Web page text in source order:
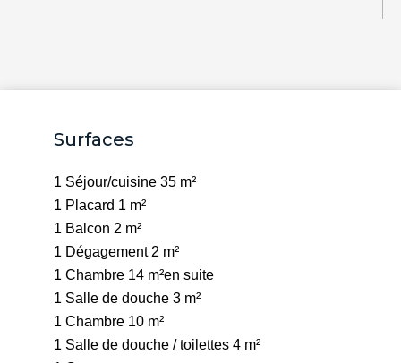
Surfaces
1 Séjour/cuisine 35 m²
1 Placard 1 m²
1 Balcon 2 m²
1 Dégagement 2 m²
1 Chambre 14 m²en suite
1 Salle de douche 3 m²
1 Chambre 10 m²
1 Salle de douche / toilettes 4 m²